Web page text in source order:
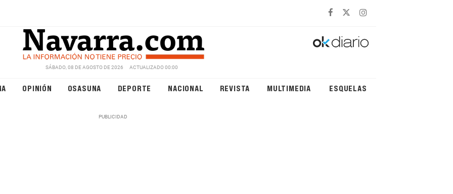
SÁBADO, 08 DE AGOSTO DE 2026 ACTUALIZADO 00:00
OPINIÓN OSASUNA DEPORTE NACIONAL REVISTA MULTIMEDIA ESQUELAS